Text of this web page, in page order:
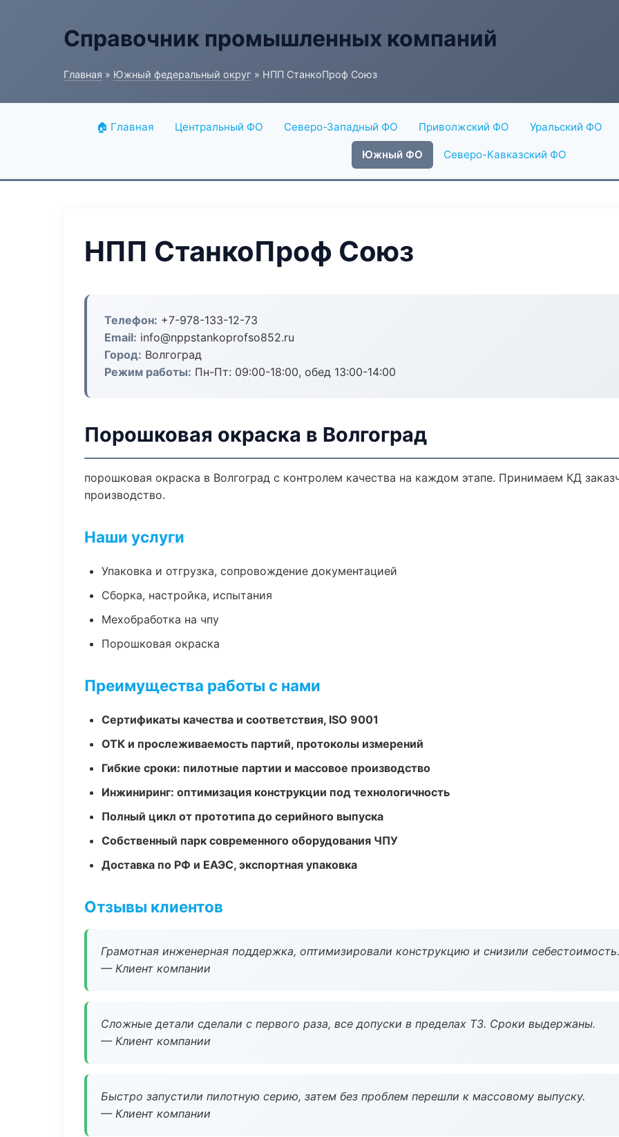
Справочник промышленных компаний
Главная » Южный федеральный округ » НПП СтанкоПроф Союз
🏠 Главная Центральный ФО Северо-Западный ФО Приволжский ФО Уральский ФО
Южный ФО Северо-Кавказский ФО
НПП СтанкоПроф Союз
Телефон: +7-978-133-12-73
Email: info@nppstankoprofso852.ru
Город: Волгоград
Режим работы: Пн-Пт: 09:00-18:00, обед 13:00-14:00
Порошковая окраска в Волгоград
порошковая окраска в Волгоград с контролем качества на каждом этапе. Принимаем КД
производство.
Наши услуги
Упаковка и отгрузка, сопровождение документацией
Сборка, настройка, испытания
Мехобработка на чпу
Порошковая окраска
Преимущества работы с нами
Сертификаты качества и соответствия, ISO 9001
ОТК и прослеживаемость партий, протоколы измерений
Гибкие сроки: пилотные партии и массовое производство
Инжиниринг: оптимизация конструкции под технологичность
Полный цикл от прототипа до серийного выпуска
Собственный парк современного оборудования ЧПУ
Доставка по РФ и ЕАЭС, экспортная упаковка
Отзывы клиентов
Грамотная инженерная поддержка, оптимизировали конструкцию и снизили себестоимость.
— Клиент компании
Сложные детали сделали с первого раза, все допуски в пределах ТЗ. Сроки выдержаны.
— Клиент компании
Быстро запустили пилотную серию, затем без проблем перешли к массовому выпуску.
— Клиент компании